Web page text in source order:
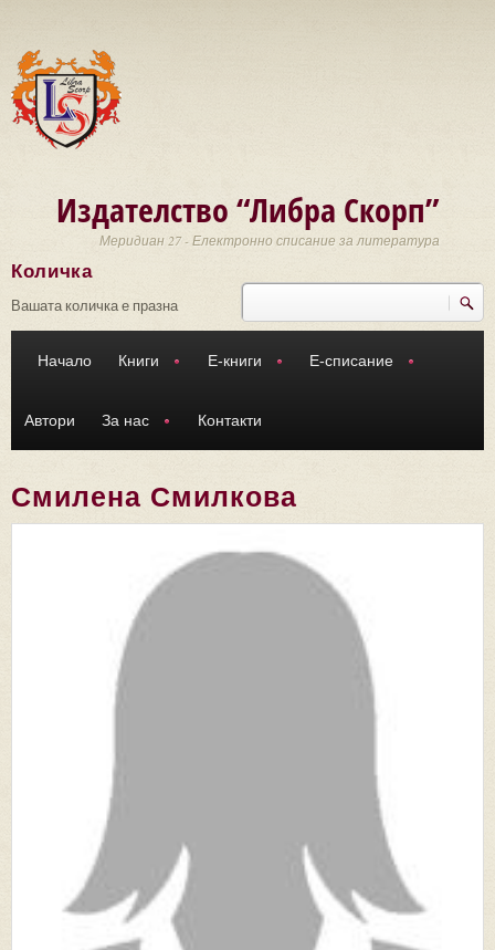
Издателство “Либра Скорп”
Меридиан 27 - Електронно списание за литература
Търси
Количка
Вашата количка е празна
Начало Книги Е-книги Е-списание
Автори За нас Контакти
Смилена Смилкова